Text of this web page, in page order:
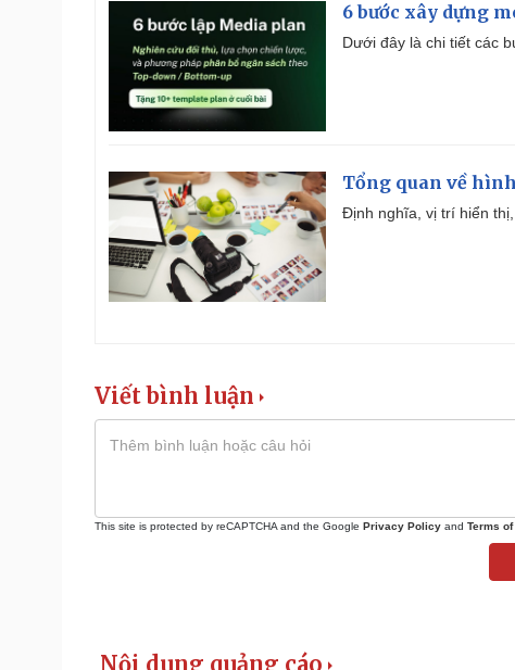
6 bước xây dựng
Dưới đây là chi tiết các
Tổng quan về
Định nghĩa, vị trí hiển
Viết bình luận
This site is protected by reCAPTCHA and the Google Privacy Policy and Terms